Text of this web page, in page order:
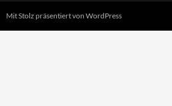
Mit Stolz präsentiert von WordPress